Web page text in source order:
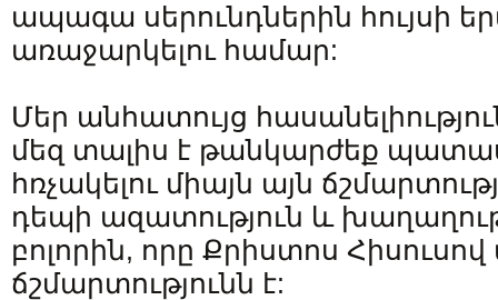
ապագա սերունդներին հույսի
առաջարկելու համար:
Մեր անհատույց
մեզ տալիս է թանկարժեք
հռչակելու միայն այն
դեպի ազատություն և
բոլորին, որը Քրիստոս
ճշմարտությունն է: